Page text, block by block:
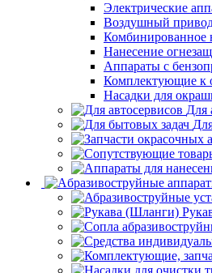
Электрические
Воздушный
Комбинированное
Нанесение
Аппараты с
Комплектующие к
Насадки для
Для